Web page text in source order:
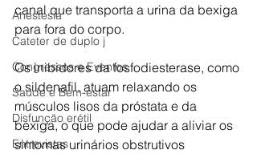
Anestesia
Cateter de duplo j
Congressos e Eventos
Saúde e Bem-estar
Disfunção erétil
Entrevistas
canal que transporta a urina da bexiga
para fora do corpo.
Os inibidores da fosfodiesterase, como
o sildenafil, atuam relaxando os
músculos lisos da próstata e da
bexiga, o que pode ajudar a aliviar os
sintomas urinários obstrutivos